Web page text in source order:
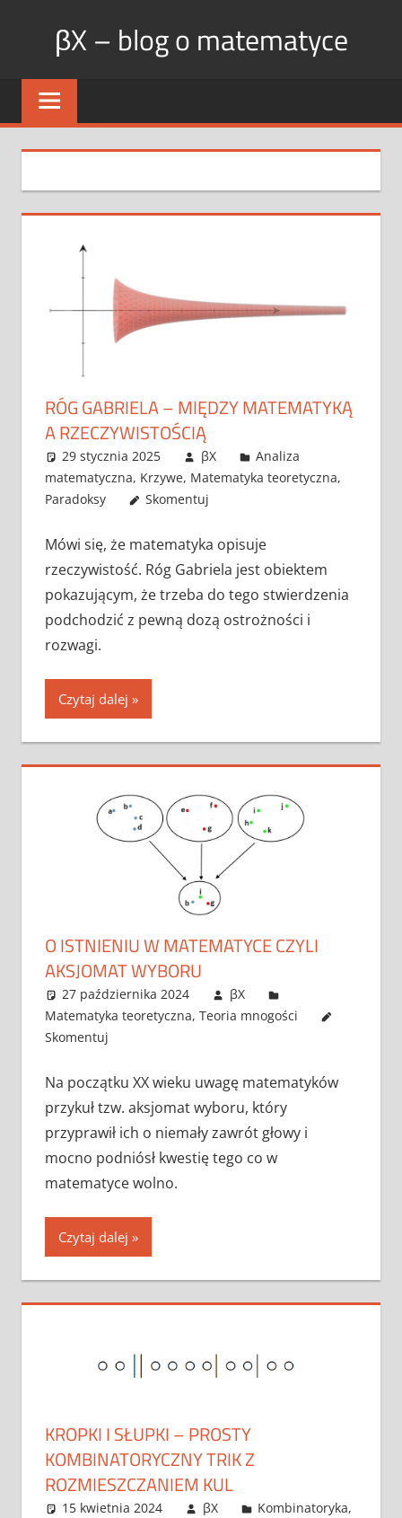
βX – blog o matematyce
RÓG GABRIELA – MIĘDZY MATEMATYKĄ
A RZECZYWISTOŚCIĄ
29 stycznia 2025 βX
Analiza
matematyczna, Krzywe, Matematyka teoretyczna,
Paradoksy
Skomentuj
Mówi się, że matematyka opisuje
rzeczywistość. Róg Gabriela jest obiektem
pokazującym, że trzeba do tego stwierdzenia
podchodzić z pewną dozą ostrożności i
rozwagi.
Czytaj dalej
O ISTNIENIU W MATEMATYCE CZYLI
AKSJOMAT WYBORU
27 października 2024
βX
Matematyka teoretyczna, Teoria mnogości
Skomentuj
Na początku XX wieku uwagę matematyków
przykuł tzw. aksjomat wyboru, który
przyprawił ich o niemały zawrót głowy i
mocno podniósł kwestię tego co w
matematyce wolno.
Czytaj dalej
KROPKI I SŁUPKI – PROSTY
KOMBINATORYCZNY TRIK Z
ROZMIESZCZANIEM KUL
15 kwietnia 2024 βX Kombinatoryka,